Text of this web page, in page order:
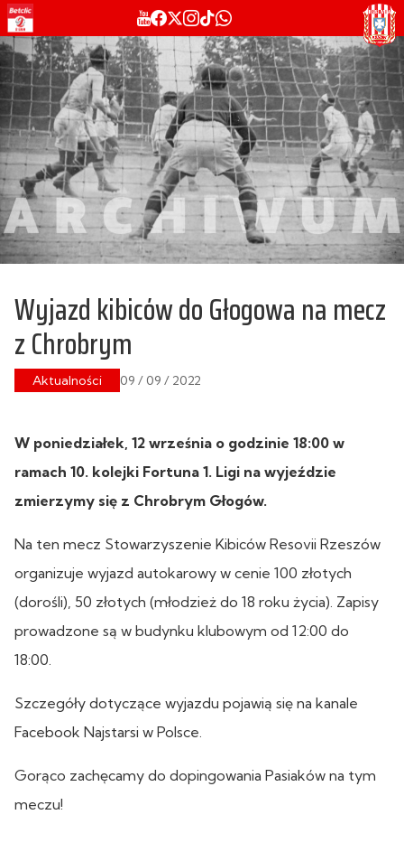
Wyjazd kibiców do Głogowa na mecz
z Chrobrym
Aktualności 09 / 09 / 2022
W poniedziałek, 12 września o godzinie 18:00 w
ramach 10. kolejki Fortuna 1. Ligi na wyjeździe
zmierzymy się z Chrobrym Głogów.
Na ten mecz Stowarzyszenie Kibiców Resovii Rzeszów
organizuje wyjazd autokarowy w cenie 100 złotych
(dorośli), 50 złotych (młodzież do 18 roku życia). Zapisy
prowadzone są w budynku klubowym od 12:00 do
18:00.
Szczegóły dotyczące wyjazdu pojawią się na kanale
Facebook Najstarsi w Polsce.
Gorąco zachęcamy do dopingowania Pasiaków na tym
meczu!